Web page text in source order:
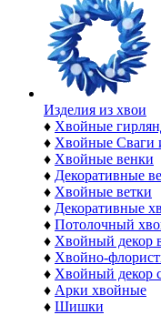
Изделия из хвои
♦ Хвойные
♦ Хвойные Сваги
♦ Хвойные венки
♦ Декоративные
♦ Хвойные ветки
♦ Декоративные
♦ Потолочный
♦ Хвойный декор
♦ Хвойно-
♦ Хвойный декор
♦ Арки хвойные
♦ Шишки